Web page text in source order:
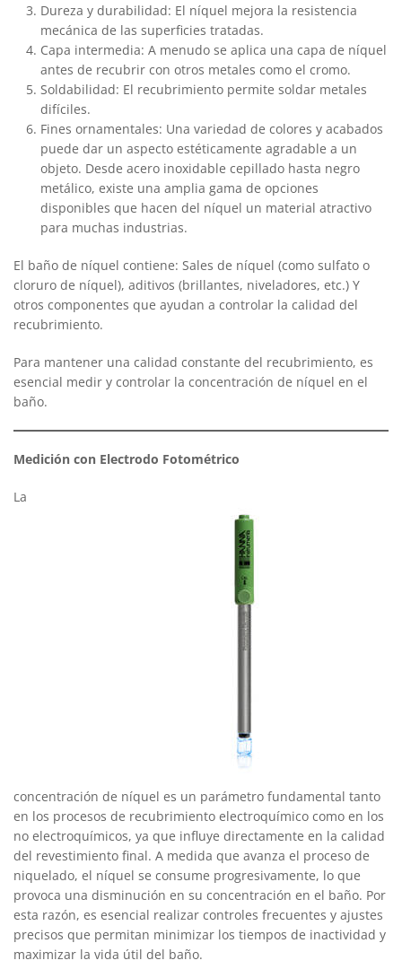
Dureza y durabilidad: El níquel mejora la resistencia
mecánica de las superficies tratadas.
Capa intermedia: A menudo se aplica una capa de níquel
antes de recubrir con otros metales como el cromo.
Soldabilidad: El recubrimiento permite soldar metales
difíciles.
Fines ornamentales: Una variedad de colores y acabados
puede dar un aspecto estéticamente agradable a un
objeto. Desde acero inoxidable cepillado hasta negro
metálico, existe una amplia gama de opciones
disponibles que hacen del níquel un material atractivo
para muchas industrias.
El baño de níquel contiene: Sales de níquel (como sulfato o
cloruro de níquel), aditivos (brillantes, niveladores, etc.) Y
otros componentes que ayudan a controlar la calidad del
recubrimiento.
Para mantener una calidad constante del recubrimiento, es
esencial medir y controlar la concentración de níquel en el
baño.
Medición con Electrodo Fotométrico
La
concentración de níquel es un parámetro fundamental tanto
en los procesos de recubrimiento electroquímico como en los
no electroquímicos, ya que influye directamente en la calidad
del revestimiento final. A medida que avanza el proceso de
niquelado, el níquel se consume progresivamente, lo que
provoca una disminución en su concentración en el baño. Por
esta razón, es esencial realizar controles frecuentes y ajustes
precisos que permitan minimizar los tiempos de inactividad y
maximizar la vida útil del baño.